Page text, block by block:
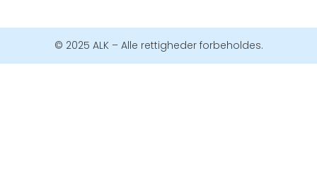
© 2025 ALK – Alle rettigheder forbeholdes.